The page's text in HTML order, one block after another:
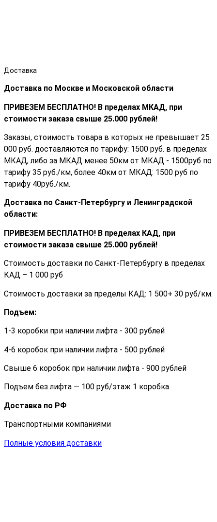
Доставка
Доставка по Москве и Московской области
ПРИВЕЗЕМ БЕСПЛАТНО! В пределах МКАД, при
стоимости заказа cвыше 25.000 рублей!
Заказы, стоимость товара в которых не превышает 25
000 руб. доставляются по тарифу: 1500 руб. в пределах
МКАД, либо за МКАД менее 50км от МКАД - 1500руб по
тарифу 35 руб./км, более 40км от МКАД: 1500 руб по
тарифу 40руб./км.
Доставка по Санкт-Петербургу и Ленинградской
области:
ПРИВЕЗЕМ БЕСПЛАТНО! В пределах КАД, при
стоимости заказа cвыше 25.000 рублей!
Стоимость доставки по Санкт-Петербургу в пределах
КАД – 1 000 руб
Стоимость доставки за пределы КАД: 1 500+ 30 руб/км.
Подъем:
1-3 коробки при наличии лифта - 300 рублей
4-6 коробок при наличии лифта - 500 рублей
Свыше 6 коробок при наличии лифта - 900 рублей
Подъем без лифта — 100 руб/этаж 1 коробка
Доставка по РФ
Транспортными компаниями
Полные условия доставки